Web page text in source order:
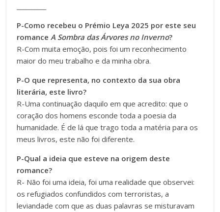
P-Como recebeu o Prémio Leya 2025 por este seu
romanceA Sombra das Árvores no Inverno?
R-Com muita emoção, pois foi um reconhecimento
maior do meu trabalho e da minha obra.
P-O que representa, no contexto da sua obra
literária, este livro?
R-Uma continuação daquilo em que acredito: que o
coração dos homens esconde toda a poesia da
humanidade. É de lá que trago toda a matéria para os
meus livros, este não foi diferente.
P-Qual a ideia que esteve na origem deste
romance?
R- Não foi uma ideia, foi uma realidade que observei:
os refugiados confundidos com terroristas, a
leviandade com que as duas palavras se misturavam